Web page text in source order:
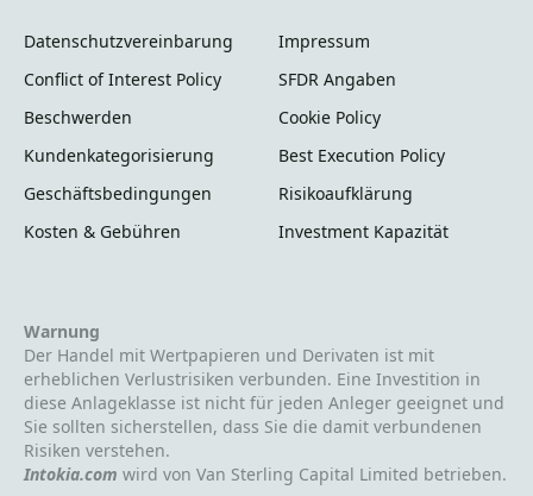
„Der Erwerb dieser Vermögensanlage ist mit
erheblichen Risiken verbunden und kann zum
vollständigen Verlust des eingesetzten Kapitals
führen."
Datenschutzvereinbarung
Impressum
Conflict of Interest Policy
SFDR Angaben
Beschwerden
Cookie Policy
Kundenkategorisierung
Best Execution Policy
Geschäftsbedingungen
Risikoaufklärung
Kosten & Gebühren
Investment Kapazität
Warnung
Der Handel mit Wertpapieren und Derivaten ist mit
erheblichen Verlustrisiken verbunden. Eine Investition in
diese Anlageklasse ist nicht für jeden Anleger geeignet und
Sie sollten sicherstellen, dass Sie die damit verbundenen
Risiken verstehen.
Intokia.com wird von Van Sterling Capital Limited betrieben.